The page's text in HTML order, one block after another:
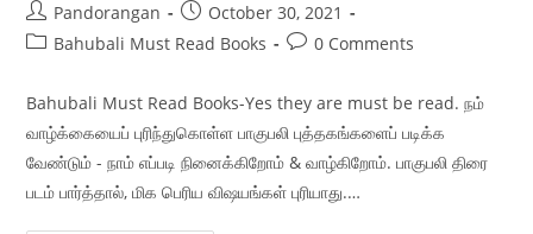
Pandorangan
October 30, 2021
Bahubali Must Read Books
0 Comments
Bahubali Must Read Books-Yes they are must be read. நம்
வாழ்க்கையைப் புரிந்துகொள்ள பாகுபலி புத்தகங்களைப் படிக்க
வேண்டும் - நாம் எப்படி நினைக்கிறோம் & வாழ்கிறோம். பாகுபலி திரை
படம் பார்த்தால், மிக பெரிய விஷயங்கள் புரியாது.…